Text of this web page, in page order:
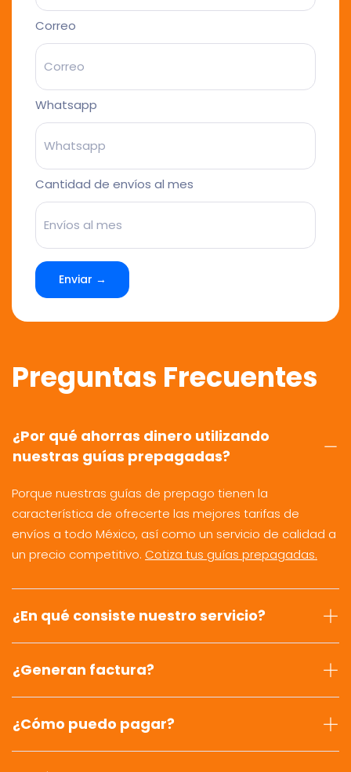
Correo
Whatsapp
Cantidad de envíos al mes
Enviar →
Preguntas Frecuentes
¿Por qué ahorras dinero utilizando
nuestras guías prepagadas?
Porque nuestras guías de prepago tienen la
característica de ofrecerte las mejores tarifas de
envíos a todo México, así como un servicio de calidad a
un precio competitivo. Cotiza tus guías prepagadas.
¿En qué consiste nuestro servicio?
¿Generan factura?
¿Cómo puedo pagar?